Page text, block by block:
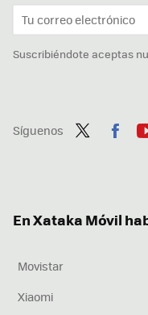
Suscribiéndote aceptas
Síguenos
En Xataka Móvil
Movistar
Xiaomi